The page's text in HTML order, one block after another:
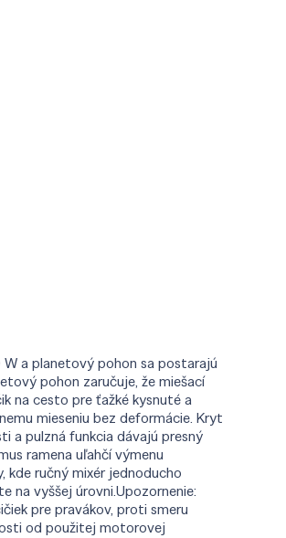
a planetový pohon sa postarajú
pohon zaručuje, že miešací
na cesto pre ťažké kysnuté a
mieseniu bez deformácie. Kryt
a pulzná funkcia dávajú presný
ramena uľahčí výmenu
kde ručný mixér jednoducho
na vyššej úrovni.Upozornenie:
pre pravákov, proti smeru
od použitej motorovej